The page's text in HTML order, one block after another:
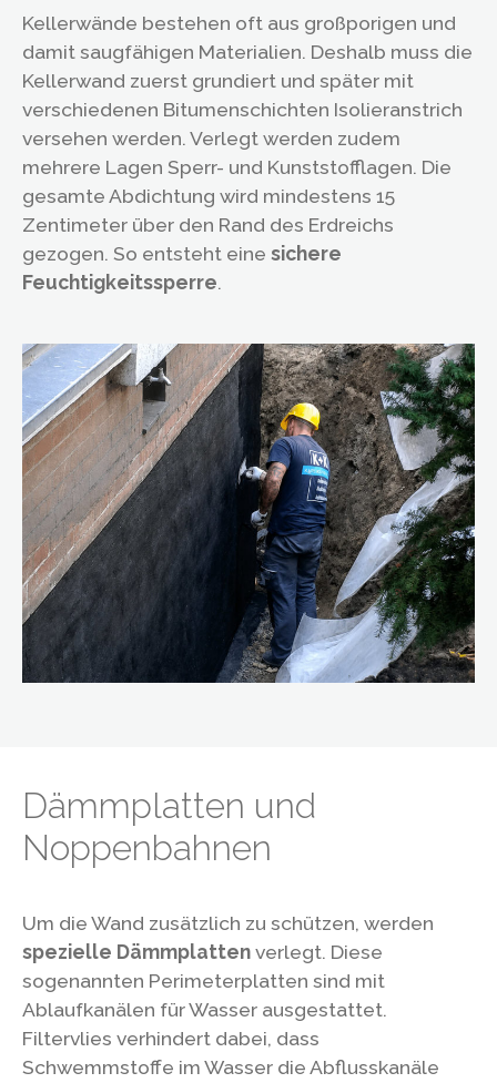
Kellerwände bestehen oft aus großporigen und
damit saugfähigen Materialien. Deshalb muss die
Kellerwand zuerst grundiert und später mit
verschiedenen Bitumenschichten Isolieranstrich
versehen werden. Verlegt werden zudem
mehrere Lagen Sperr- und Kunststofflagen. Die
gesamte Abdichtung wird mindestens 15
Zentimeter über den Rand des Erdreichs
gezogen. So entsteht eine sichere
Feuchtigkeitssperre.
Dämmplatten und
Noppenbahnen
Um die Wand zusätzlich zu schützen, werden
spezielle Dämmplattenverlegt. Diese
sogenannten Perimeterplatten sind mit
Ablaufkanälen für Wasser ausgestattet.
Filtervlies verhindert dabei, dass
Schwemmstoffe im Wasser die Abflusskanäle